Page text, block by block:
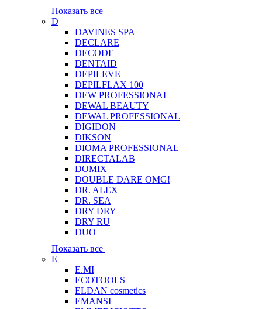
Показать все
D
DAVINES SPA
DECLARE
DECODE
DENTAID
DEPILEVE
DEPILFLAX 100
DEW PROFESSIONAL
DEWAL BEAUTY
DEWAL PROFESSIONAL
DIGIDON
DIKSON
DIOMA PROFESSIONAL
DIRECTALAB
DOMIX
DOUBLE DARE OMG!
DR. ALEX
DR. SEA
DRY DRY
DRY RU
DUO
Показать все
E
E.MI
ECOTOOLS
ELDAN cosmetics
EMANSI